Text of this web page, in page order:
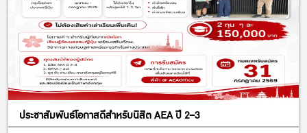
(ตรวจสอบรายละเอียดของแต่ละคอร์สได้ผ่านเว็บไซต์)
STEP 1: หาปุ่ม ‘ENTRY FOR FOREIGN TALENT’
และคลิกที่ ‘Application Overview’ ด้านล่าง
STEP 2: อ่านข้อมูลให้ครบถ้วน (และเลื่อนลงไปจนถึงส่วนท้ายของ
หน้า)
STEP 3: เมื่อปุ่ม ‘ENTRY FOR FOREIGN TALENT’ เปลี่ยนเป็นสี
– เรซูเม่ประวัตินิสิต / สำเนาใบแสดงผลการศึกษา (1 ชุด)
– สำเนาบัตรนิสิต (1 ชุด) / ตารางเรียน (1 ชุด)
ติดต่อ: งานบริการการศึกษา อาคาร 4 ชั้น 1
(ประกาศวันสัมภาษณ์ให้ทราบภายหลัง)
#ทุนช่วยงาน #เศรษฐศาสตร์ #มหาวิทยาลัยเกษตรศาสตร์
ประชาสัมพันธ์โอกาสดีสำหรับนิสิต AEA ปี 2–3